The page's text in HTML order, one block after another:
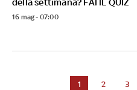
della settimana? FAI IL QUIZ
16 mag - 07:00
1 2 3